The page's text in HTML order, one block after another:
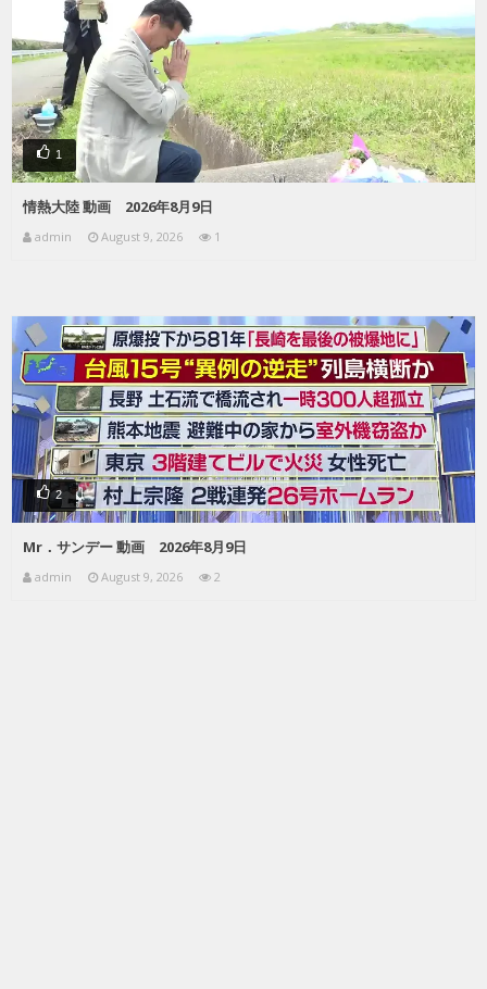
1
情熱大陸 動画 2026年8月9日
admin August 9, 2026 1
2
Mr．サンデー 動画 2026年8月9日
admin August 9, 2026 2